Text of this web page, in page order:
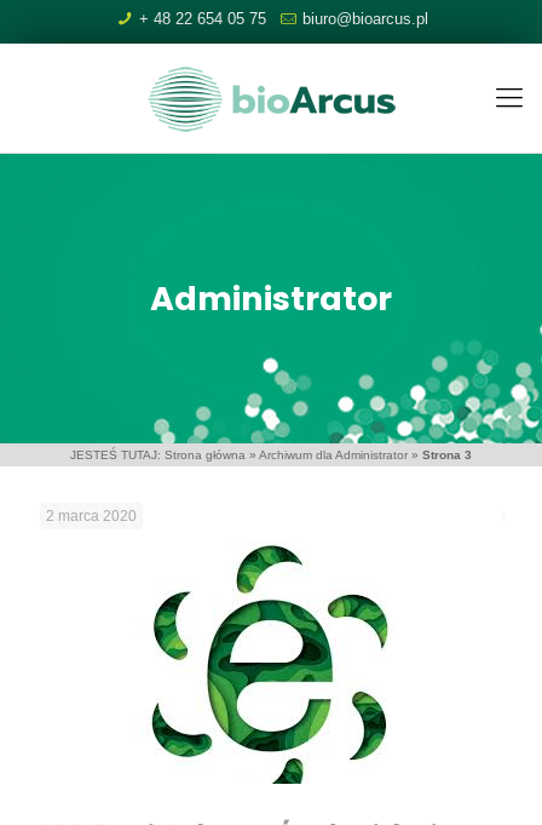
+ 48 22 654 05 75 biuro@bioarcus.pl
Administrator
JESTEŚ TUTAJ: Strona główna » Archiwum dla Administrator » Strona 3
2 marca 2020